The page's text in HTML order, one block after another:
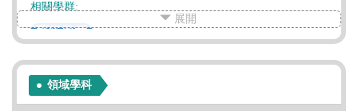
相關學群:
藝術學群
展開
領域學科